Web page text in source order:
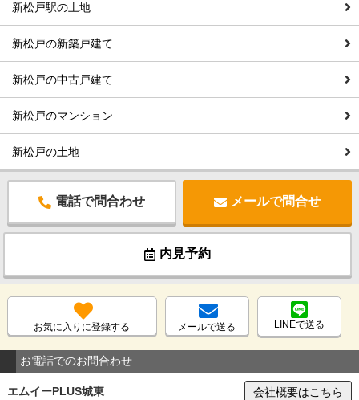
新松戸駅の土地
新松戸の新築戸建て
新松戸の中古戸建て
新松戸のマンション
新松戸の土地
電話で問合わせ メールで問合せ
内見予約
お気に入りに登録する メールで送る LINEで送る
お電話でのお問合わせ
エムイーPLUS城東 会社概要はこちら